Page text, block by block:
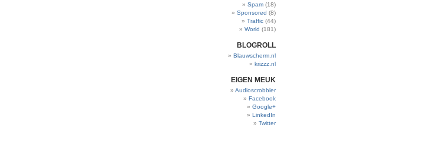
Spam (18)
Sponsored (8)
Traffic (44)
World (181)
BLOGROLL
Blauwscherm.nl
krizzz.nl
EIGEN MEUK
Audioscrobbler
Facebook
Google+
LinkedIn
Twitter